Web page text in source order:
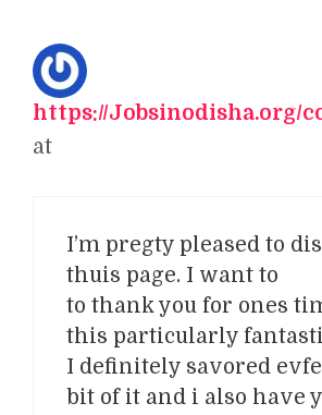
https://Jobsinodisha.org/
at
I’m pregty pleased to
thuis page. I want to
to thank you for ones
this particularly
I definitely savored
bit of it and i also have